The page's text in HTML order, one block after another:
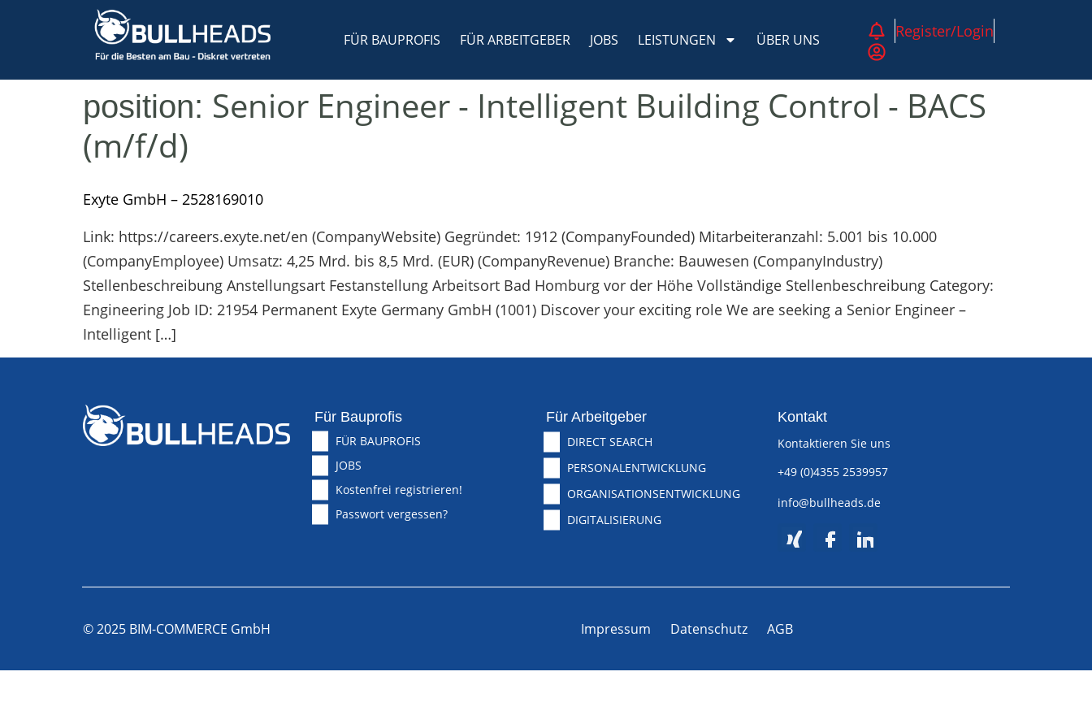
FÜR BAUPROFIS FÜR ARBEITGEBER JOBS LEISTUNGEN ÜBER UNS Register/Login
position: Senior Engineer - Intelligent Building Control - BACS
(m/f/d)
Exyte GmbH – 2528169010
Link: https://careers.exyte.net/en (CompanyWebsite) Gegründet: 1912 (CompanyFounded) Mitarbeiteranzahl: 5.001 bis 10.000
(CompanyEmployee) Umsatz: 4,25 Mrd. bis 8,5 Mrd. (EUR) (CompanyRevenue) Branche: Bauwesen (CompanyIndustry)
Stellenbeschreibung Anstellungsart Festanstellung Arbeitsort Bad Homburg vor der Höhe Vollständige Stellenbeschreibung Category:
Engineering Job ID: 21954 Permanent Exyte Germany GmbH (1001) Discover your exciting role We are seeking a Senior Engineer –
Intelligent […]
Für Bauprofis
FÜR BAUPROFIS
JOBS
Kostenfrei registrieren!
Passwort vergessen?
Für Arbeitgeber
DIRECT SEARCH
PERSONALENTWICKLUNG
ORGANISATIONSENTWICKLUNG
DIGITALISIERUNG
Kontakt
Kontaktieren Sie uns
+49 (0)4355 2539957
info@bullheads.de
© 2025 BIM-COMMERCE GmbH Impressum Datenschutz AGB